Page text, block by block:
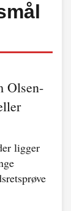
Olsen-
ligger